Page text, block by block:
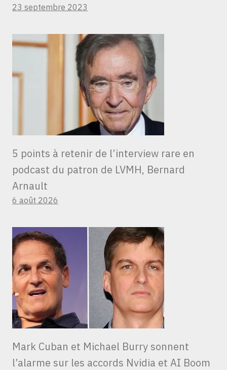
23 septembre 2023
5 points à retenir de l’interview rare en
podcast du patron de LVMH, Bernard
Arnault
6 août 2026
Mark Cuban et Michael Burry sonnent
l’alarme sur les accords Nvidia et AI Boom